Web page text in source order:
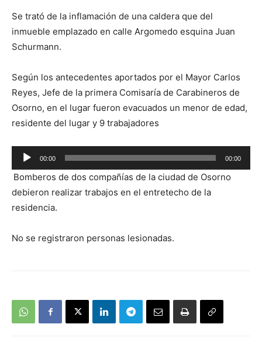
Se trató de la inflamación de una caldera que del
inmueble emplazado en calle Argomedo esquina Juan
Schurmann.
Según los antecedentes aportados por el Mayor Carlos
Reyes, Jefe de la primera Comisaría de Carabineros de
Osorno, en el lugar fueron evacuados un menor de edad,
residente del lugar y 9 trabajadores
Reproductor
de
audio
00:00 00:00
Bomberos de dos compañías de la ciudad de Osorno
debieron realizar trabajos en el entretecho de la
residencia.
No se registraron personas lesionadas.